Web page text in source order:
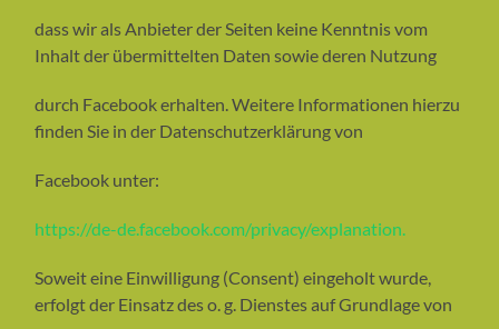
dass wir als Anbieter der Seiten keine Kenntnis vom
Inhalt der übermittelten Daten sowie deren Nutzung
durch Facebook erhalten. Weitere Informationen hierzu
finden Sie in der Datenschutzerklärung von
Facebook unter:
https://de-de.facebook.com/privacy/explanation.
Soweit eine Einwilligung (Consent) eingeholt wurde,
erfolgt der Einsatz des o. g. Dienstes auf Grundlage von